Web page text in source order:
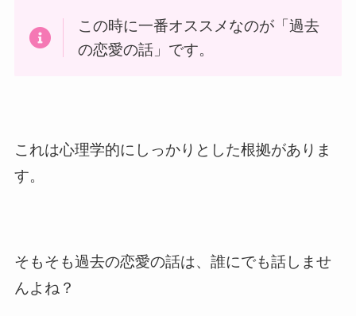
この時に一番オススメなのが「過去
の恋愛の話」です。
これは心理学的にしっかりとした根拠がありま
す。
そもそも過去の恋愛の話は、誰にでも話しませ
んよね？